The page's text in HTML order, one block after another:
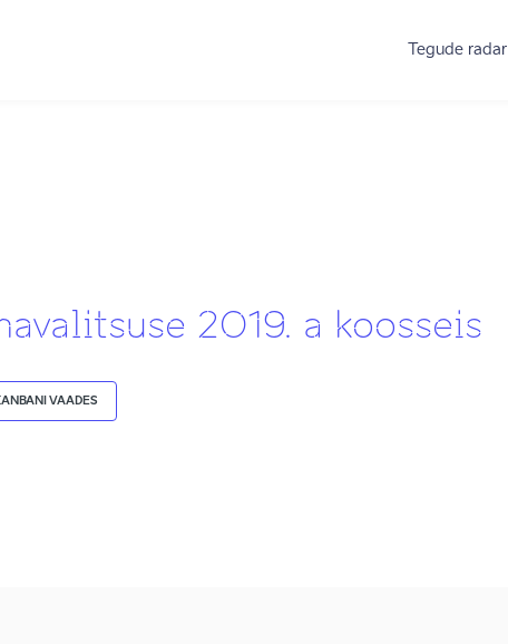
Tegude radar
2019. a koosseis
VAADES